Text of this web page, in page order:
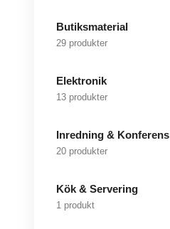
Butiksmaterial
29 produkter
Elektronik
13 produkter
Inredning & Konferens
20 produkter
Kök & Servering
1 produkt